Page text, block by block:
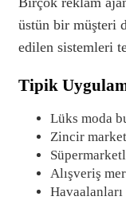
üstün bir müşteri
edilen sistemleri
Tipik
Lüks moda
Zincir
Alışveriş